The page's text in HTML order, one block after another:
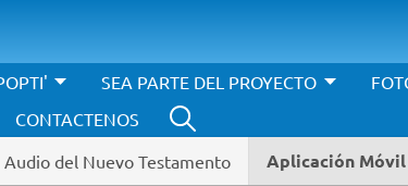
Audio del Nuevo Testamento Aplicación Móvil
SEA PARTE DEL PROYECTO
CONTACTENOS